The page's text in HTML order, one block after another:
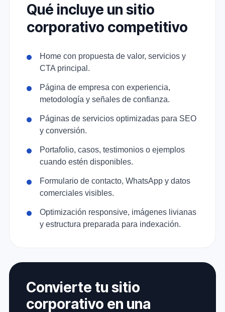
Qué incluye un sitio
corporativo competitivo
Home con propuesta de valor, servicios y
CTA principal.
Página de empresa con experiencia,
metodología y señales de confianza.
Páginas de servicios optimizadas para SEO
y conversión.
Portafolio, casos, testimonios o ejemplos
cuando estén disponibles.
Formulario de contacto, WhatsApp y datos
comerciales visibles.
Optimización responsive, imágenes livianas
y estructura preparada para indexación.
Convierte tu sitio
corporativo en una